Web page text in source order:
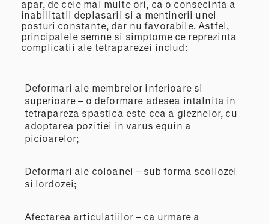
apar, de cele mai multe ori, ca o consecinta a
inabilitatii deplasarii si a mentinerii unei
posturi constante, dar nu favorabile. Astfel,
principalele semne si simptome ce reprezinta
complicatii ale tetraparezei includ:
Deformari ale membrelor inferioare si
superioare – o deformare adesea intalnita in
tetrapareza spastica este cea a gleznelor, cu
adoptarea pozitiei in varus equin a
picioarelor;
Deformari ale coloanei – sub forma scoliozei
si lordozei;
Afectarea articulatiilor – ca urmare a